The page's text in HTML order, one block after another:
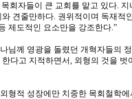
회자들이 큰 교회를 맡고 있다.
견줄만하다. 권위적이며 독재적
제도적인 요소만을 강조한다.”
님께 영광을 돌렸던 개혁자들의
다고 지적하면서, 외형의 것을
형적 성장에만 치중한 목회철학